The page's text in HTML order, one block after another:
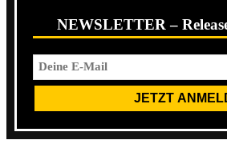
NEWSLETTER –